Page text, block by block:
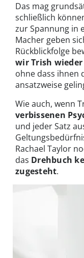
Das mag
schließlich
zur Spannung in
Macher geben
Rückblickfolge
wir Trish wieder
ohne dass ihnen
ansatzweise
Wie auch, wenn
verbissenen
und jeder Satz
Rachael Taylor
das Drehbuch
zugesteht.